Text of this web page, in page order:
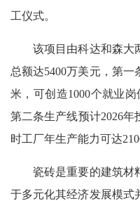
工仪式。
该项目由科达和森大
总额达5400万美元，第一
米，可创造1000个就业岗
第二条生产线预计2026年
时工厂年生产能力可达
瓷砖是重要的建筑材料
于多元化其经济发展模式